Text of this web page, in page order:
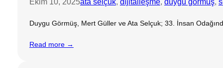
Duygu Görmüş, Mert Güller ve Ata Selçuk; 33. İnsan
Read more →